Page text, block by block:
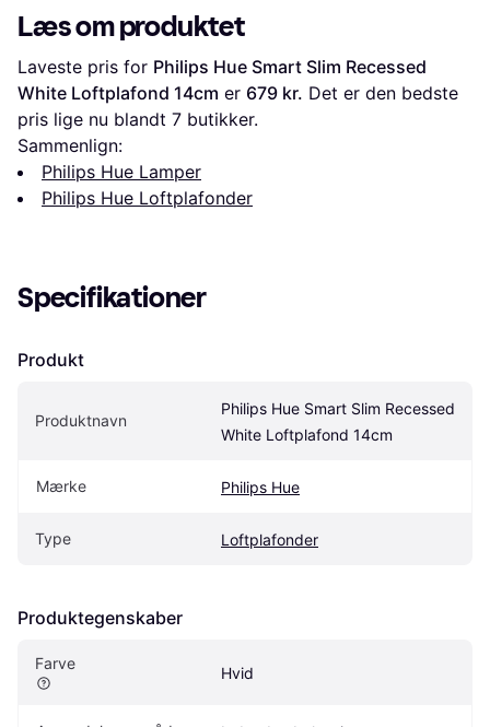
Læs om produktet
Laveste pris for Philips Hue Smart Slim Recessed
White Loftplafond 14cm er 679 kr. Det er den bedste
pris lige nu blandt 7 butikker.
Sammenlign:
Philips Hue Lamper
Philips Hue Loftplafonder
Specifikationer
Produkt
Produktnavn
Philips Hue Smart Slim Recessed
White Loftplafond 14cm
Mærke Philips Hue
Type Loftplafonder
Produktegenskaber
Farve
Hvid